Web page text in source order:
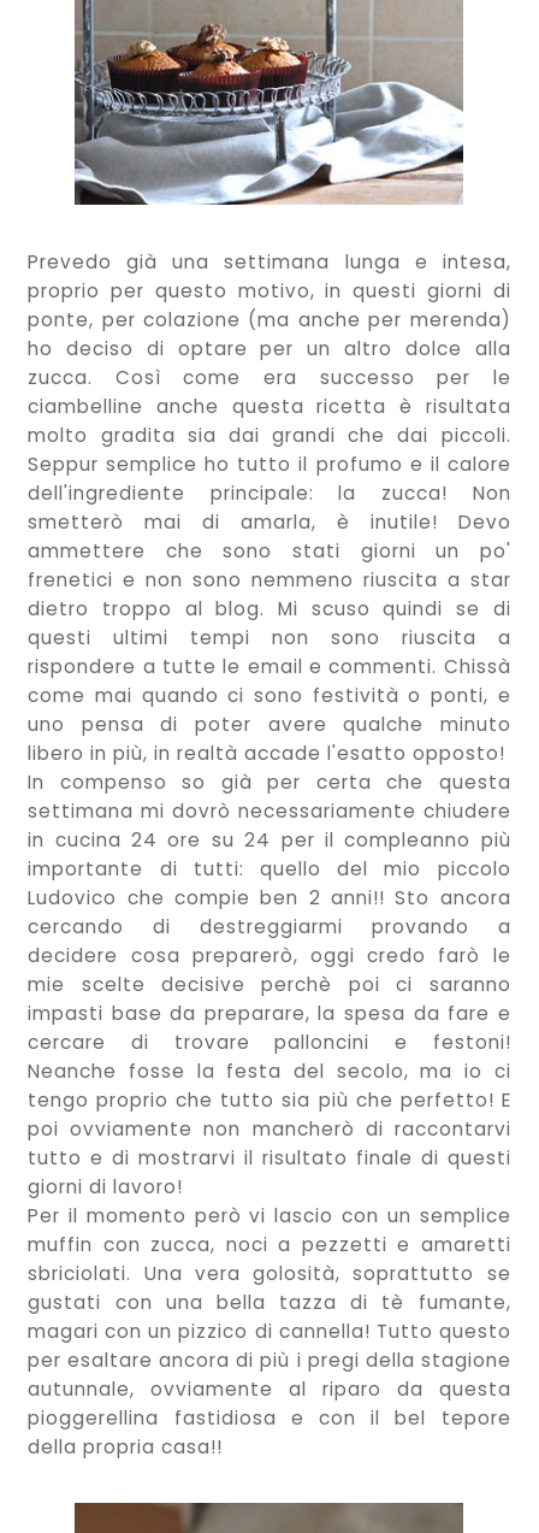
Prevedo già una settimana lunga e intesa,
proprio per questo motivo, in questi giorni di
ponte, per colazione (ma anche per merenda)
ho deciso di optare per un altro dolce alla
zucca. Così come era successo per le
ciambelline anche questa ricetta è risultata
molto gradita sia dai grandi che dai piccoli.
Seppur semplice ho tutto il profumo e il calore
dell'ingrediente principale: la zucca! Non
smetterò mai di amarla, è inutile! Devo
ammettere che sono stati giorni un po'
frenetici e non sono nemmeno riuscita a star
dietro troppo al blog. Mi scuso quindi se di
questi ultimi tempi non sono riuscita a
rispondere a tutte le email e commenti. Chissà
come mai quando ci sono festività o ponti, e
uno pensa di poter avere qualche minuto
libero in più, in realtà accade l'esatto opposto!
In compenso so già per certa che questa
settimana mi dovrò necessariamente chiudere
in cucina 24 ore su 24 per il compleanno più
importante di tutti: quello del mio piccolo
Ludovico che compie ben 2 anni!! Sto ancora
cercando di destreggiarmi provando a
decidere cosa preparerò, oggi credo farò le
mie scelte decisive perchè poi ci saranno
impasti base da preparare, la spesa da fare e
cercare di trovare palloncini e festoni!
Neanche fosse la festa del secolo, ma io ci
tengo proprio che tutto sia più che perfetto! E
poi ovviamente non mancherò di raccontarvi
tutto e di mostrarvi il risultato finale di questi
giorni di lavoro!
Per il momento però vi lascio con un semplice
muffin con zucca, noci a pezzetti e amaretti
sbriciolati. Una vera golosità, soprattutto se
gustati con una bella tazza di tè fumante,
magari con un pizzico di cannella! Tutto questo
per esaltare ancora di più i pregi della stagione
autunnale, ovviamente al riparo da questa
pioggerellina fastidiosa e con il bel tepore
della propria casa!!